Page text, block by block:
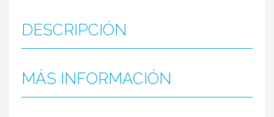
DESCRIPCIÓN
MÁS INFORMACIÓN